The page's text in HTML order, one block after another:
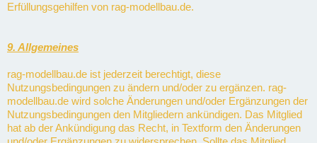
Erfüllungsgehilfen von rag-modellbau.de.
9. Allgemeines
rag-modellbau.de ist jederzeit berechtigt, diese
Nutzungsbedingungen zu ändern und/oder zu ergänzen. rag-
modellbau.de wird solche Änderungen und/oder Ergänzungen der
Nutzungsbedingungen den Mitgliedern ankündigen. Das Mitglied
hat ab der Ankündigung das Recht, in Textform den Änderungen